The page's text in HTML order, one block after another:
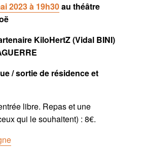
2023 à 19h30au théâtre
KiloHertZ (Vidal BINI)
/ sortie de résidence et
libre. Repas et une
qui le souhaitent) : 8€.